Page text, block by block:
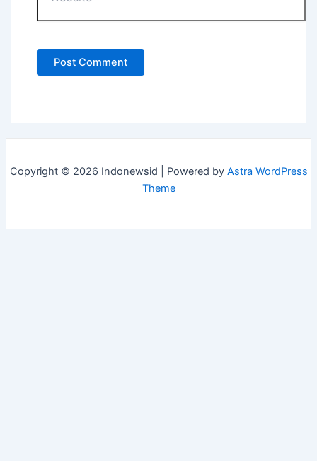
Copyright © 2026 Indonewsid | Powered by Astra WordPress
Theme